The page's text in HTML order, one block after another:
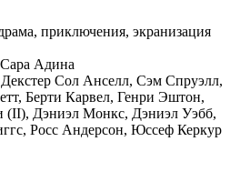
приключения, экранизация
Адина
Сол Анселл, Сэм Спруэлл,
Берти Карвел, Генри Эштон,
Дэниэл Монкс, Дэниэл Уэбб,
Росс Андерсон, Юссеф Керкур